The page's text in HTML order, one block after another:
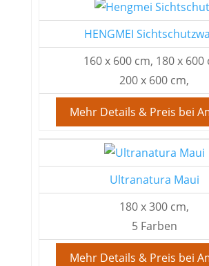
HENGMEI
160 x 600 cm, 180 x 600
200 x 600 cm,
Mehr Details & Preis bei
Ultranatura Maui
180 x 300 cm,
5 Farben
Mehr Details & Preis bei